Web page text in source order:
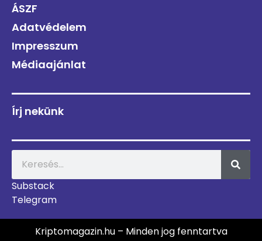
ÁSZF
Adatvédelem
Impresszum
Médiaajánlat
Írj nekünk
Substack
Telegram
Kriptomagazin.hu – Minden jog fenntartva